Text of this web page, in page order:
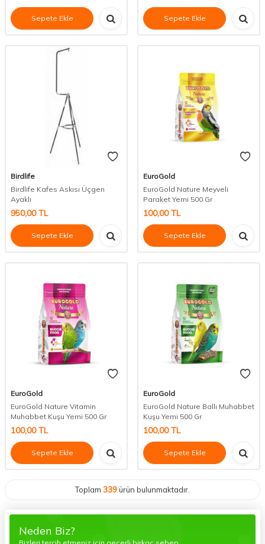
Sepete Ekle Sepete Ekle
Birdlife
Birdlife Kafes Askısı Üçgen
Ayaklı
950,00TL
Sepete Ekle
EuroGold
EuroGold Nature Meyveli
Paraket Yemi 500 Gr
100,00TL
Sepete Ekle
EuroGold
EuroGold Nature Vitamin
Muhabbet Kuşu Yemi 500 Gr
100,00TL
Sepete Ekle
EuroGold
EuroGold Nature Ballı Muhabbet
Kuşu Yemi 500 Gr
100,00TL
Sepete Ekle
Toplam 339ürün bulunmaktadır.
Neden Biz?